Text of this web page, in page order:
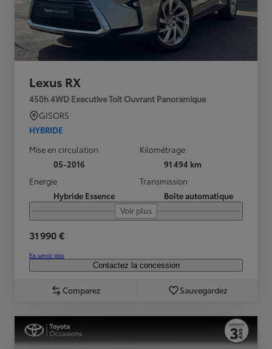
Lexus RX
450h 4WD Executive Toit Ouvrant Panoramique
GISORS
HYBRIDE
Mise en circulation
05-2016
Kilométrage
91 494 km
Energie
Hybride Essence
Transmission
Boîte automatique
Voir plus
31 990 €
En savoir plus
Contactez la concession
Comparez Sauvegardez